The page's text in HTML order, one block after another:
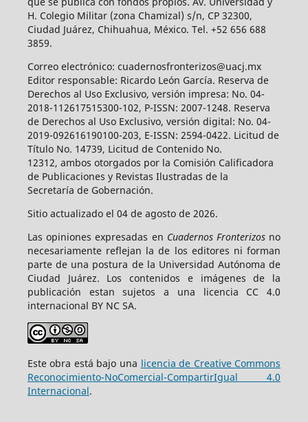
H. Colegio Militar (zona Chamizal) s/n, CP 32300,
Ciudad Juárez, Chihuahua, México. Tel. +52 656 688
3859.
Correo electrónico: cuadernosfronterizos@uacj.mx
Editor responsable: Ricardo León García. Reserva de
Derechos al Uso Exclusivo, versión impresa: No. 04-
2018-112617515300-102, P-ISSN: 2007-1248. Reserva
de Derechos al Uso Exclusivo, versión digital: No. 04-
2019-092616190100-203, E-ISSN: 2594-0422. Licitud de
Título No. 14739, Licitud de Contenido No.
12312, ambos otorgados por la Comisión Calificadora
de Publicaciones y Revistas Ilustradas de la
Secretaría de Gobernación.
Sitio actualizado el 04 de agosto de 2026.
Las opiniones expresadas en Cuadernos Fronterizosno
necesariamente reflejan la de los editores ni forman
parte de una postura de la Universidad Autónoma de
Ciudad Juárez. Los contenidos e imágenes de la
publicación estan sujetos a una licencia CC 4.0
internacional BY NC SA.
Este obra está bajo una licencia de Creative Commons
Reconocimiento-NoComercial-CompartirIgual 4.0
Internacional.